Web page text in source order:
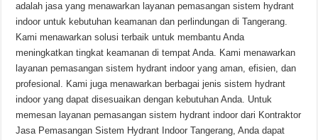
adalah jasa yang menawarkan layanan pemasangan sistem hydrant
indoor untuk kebutuhan keamanan dan perlindungan di Tangerang.
Kami menawarkan solusi terbaik untuk membantu Anda
meningkatkan tingkat keamanan di tempat Anda. Kami menawarkan
layanan pemasangan sistem hydrant indoor yang aman, efisien, dan
profesional. Kami juga menawarkan berbagai jenis sistem hydrant
indoor yang dapat disesuaikan dengan kebutuhan Anda. Untuk
memesan layanan pemasangan sistem hydrant indoor dari Kontraktor
Jasa Pemasangan Sistem Hydrant Indoor Tangerang, Anda dapat